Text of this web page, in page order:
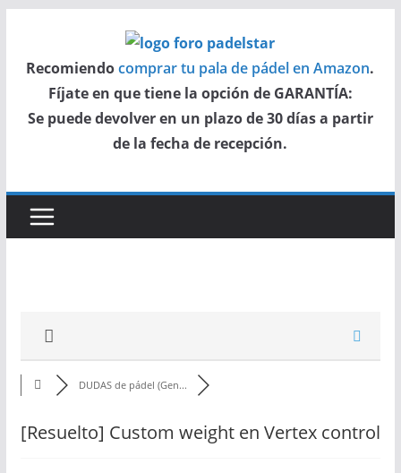
contenido
Recomiendocomprar tu pala de pádel en Amazon.
Fíjate en que tiene la opción de GARANTÍA:
Se puede devolver en un plazo de 30 días a partir
de la fecha de recepción.
DUDAS de pádel (Gen...
[Resuelto] Custom weight en Vertex control